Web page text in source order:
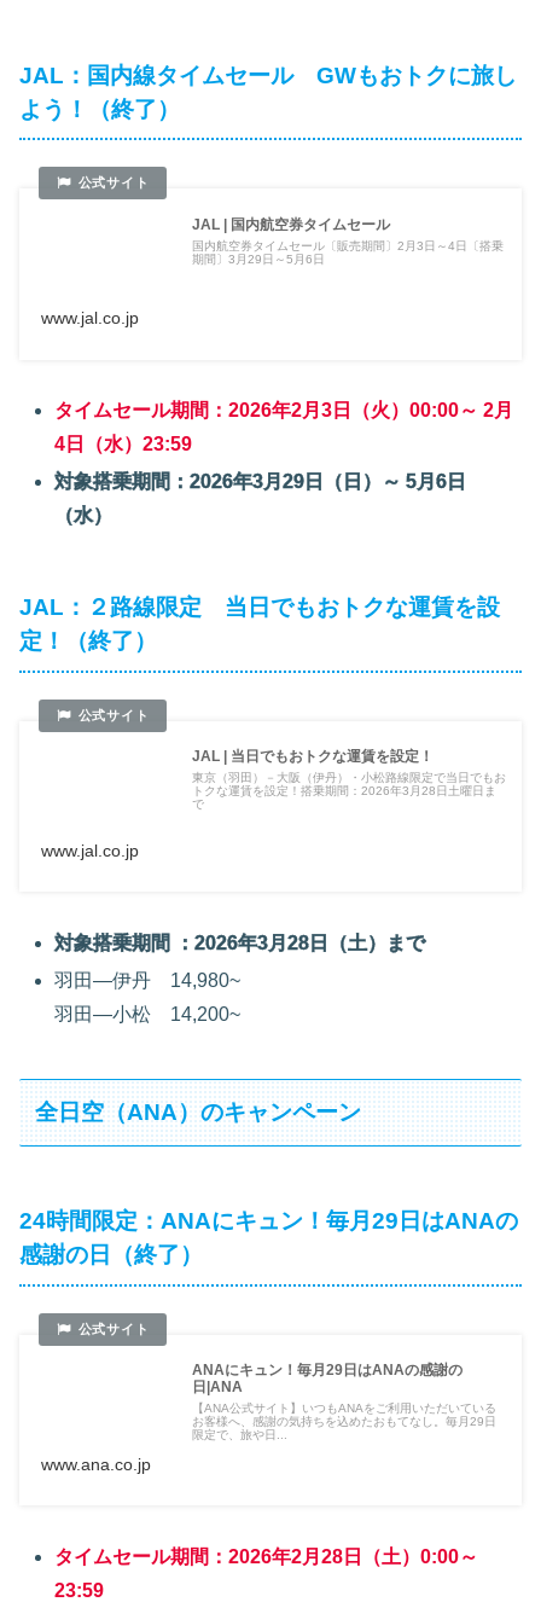
JAL：国内線タイムセール GWもおトクに旅し
よう！（終了）
JAL | 国内航空券タイムセール
国内航空券タイムセール〔販売期間〕2月3日～4日〔搭乗
期間〕3月29日～5月6日
www.jal.co.jp
タイムセール期間：2026年2月3日（火）00:00～ 2月
4日（水）23:59
対象搭乗期間：2026年3月29日（日）～ 5月6日
（水）
JAL：２路線限定 当日でもおトクな運賃を設
定！（終了）
JAL | 当日でもおトクな運賃を設定！
東京（羽田）－大阪（伊丹）・小松路線限定で当日でもお
トクな運賃を設定！搭乗期間：2026年3月28日土曜日ま
で
www.jal.co.jp
対象搭乗期間 ：2026年3月28日（土）まで
羽田―伊丹 14,980~
羽田―小松 14,200~
全日空（ANA）のキャンペーン
24時間限定：ANAにキュン！毎月29日はANAの
感謝の日（終了）
ANAにキュン！毎月29日はANAの感謝の
日|ANA
【ANA公式サイト】いつもANAをご利用いただいている
お客様へ、感謝の気持ちを込めたおもてなし。毎月29日
限定で、旅や日...
www.ana.co.jp
タイムセール期間：2026年2月28日（土）0:00～
23:59